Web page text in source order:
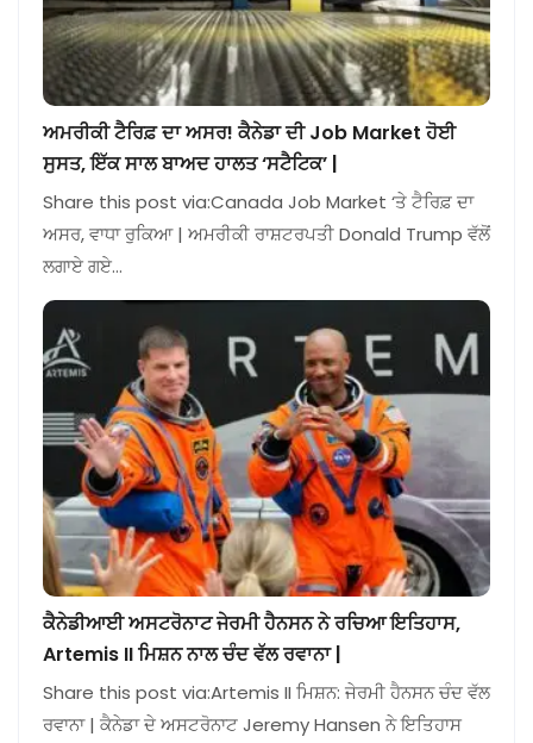
ਅਮਰੀਕੀ ਟੈਰਿਫ਼ ਦਾ ਅਸਰ! ਕੈਨੇਡਾ ਦੀ Job Market ਹੋਈ
ਸੁਸਤ, ਇੱਕ ਸਾਲ ਬਾਅਦ ਹਾਲਤ ‘ਸਟੈਟਿਕ’ |
Share this post via:Canada Job Market ‘ਤੇ ਟੈਰਿਫ਼ ਦਾ
ਅਸਰ, ਵਾਧਾ ਰੁਕਿਆ | ਅਮਰੀਕੀ ਰਾਸ਼ਟਰਪਤੀ Donald Trump ਵੱਲੋਂ
ਲਗਾਏ ਗਏ…
ਕੈਨੇਡੀਆਈ ਅਸਟਰੋਨਾਟ ਜੇਰਮੀ ਹੈਨਸਨ ਨੇ ਰਚਿਆ ਇਤਿਹਾਸ,
Artemis II ਮਿਸ਼ਨ ਨਾਲ ਚੰਦ ਵੱਲ ਰਵਾਨਾ |
Share this post via:Artemis II ਮਿਸ਼ਨ: ਜੇਰਮੀ ਹੈਨਸਨ ਚੰਦ ਵੱਲ
ਰਵਾਨਾ | ਕੈਨੇਡਾ ਦੇ ਅਸਟਰੋਨਾਟ Jeremy Hansen ਨੇ ਇਤਿਹਾਸ